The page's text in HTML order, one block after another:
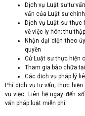
Dịch vụ Luật sư tư
vấn của Luật sư chính.
Dịch vụ Luật sư thực
về việc ly hôn; thu
Nhận đại diện theo
quyền
Cử Luật sư thực hiện
Tham gia bào chữa
Các dịch vụ pháp lý
Phí dịch vụ tư vấn; thực
vụ việc. Liên hệ ngay đến số
vấn pháp luật miễn phí.